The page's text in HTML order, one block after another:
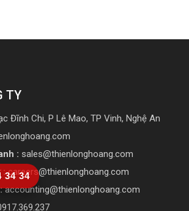
TY
Đĩnh Chi, P Lê Mao, TP Vinh, Nghệ An
: sales@thienlonghoang.com
:careers@thienlonghoang.com
accounting@thienlonghoang.com
34 34